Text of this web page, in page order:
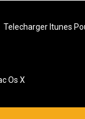
Telecharger Itunes
Os X